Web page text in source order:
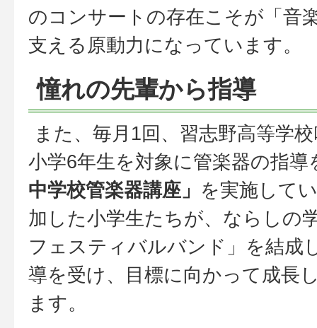
のコンサートの存在こそが「音
支える原動力になっています。
憧れの先輩から指導
また、毎月1回、習志野高等学
小学6年生を対象に管楽器の指導
中学校管楽器講座」 を実施して
加した小学生たちが、ならしの
フェスティバルバンド」を結成
導を受け、目標に向かって成長
ます。